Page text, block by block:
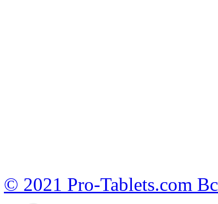
© 2021 Pro-Tablets.com